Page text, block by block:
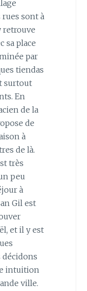
sont à
retrouve
sa place
par
tiendas
surtout
En
de la
de
à
de là.
très
peu
à
Gil est
et il y est
décidons
intuition
ville.